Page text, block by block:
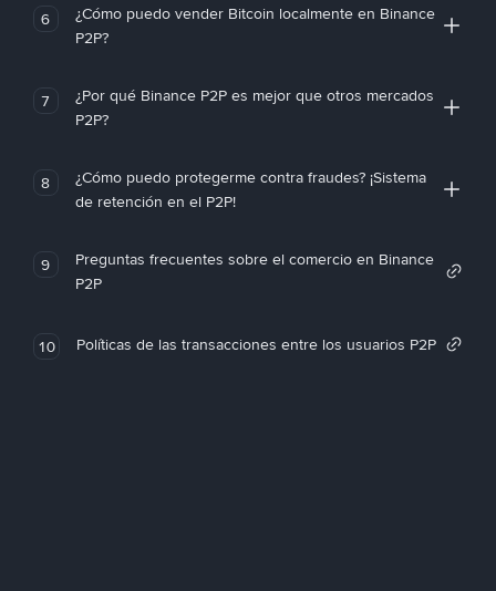
6
¿Cómo puedo vender Bitcoin localmente en Binance
P2P?
7
¿Por qué Binance P2P es mejor que otros mercados
P2P?
8
¿Cómo puedo protegerme contra fraudes? ¡Sistema
de retención en el P2P!
9
Preguntas frecuentes sobre el comercio en Binance
P2P
10 Políticas de las transacciones entre los usuarios P2P